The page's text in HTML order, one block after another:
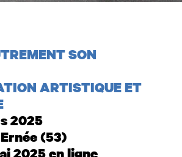
SON
ARTISTIQUE ET
2025
(53)
2025 en ligne